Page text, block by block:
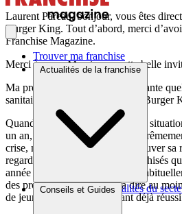
Trouver ma franchise
Actualités de la franchise
Brèves et actus Actualités du
Conseils et Guides
Laurent Pareau, bonjour, vous êtes
Burger King. Tout d’abord, merci
Franchise Magazine.
Merci à vous. Merci pour cette belle
Ma première question est la suivante
sanitaire sur l’activité du réseau Burger
Quand on regarde aujourd’hui la
un an, on a vécu une période
crise, notre marque, elle a su prouver sa
regarde les candidatures de franchisés
année plus de candidatures
des profils différents, c’est à dire au
de jeunes entrepreneurs ayant déjà